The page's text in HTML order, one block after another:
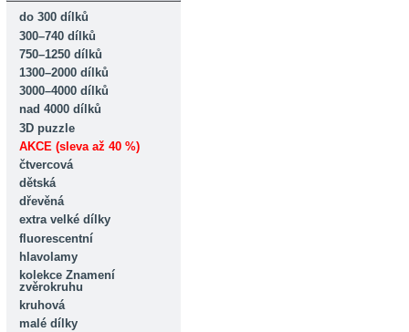
do 300 dílků
300–740 dílků
750–1250 dílků
1300–2000 dílků
3000–4000 dílků
nad 4000 dílků
3D puzzle
AKCE (sleva až 40 %)
čtvercová
dětská
dřevěná
extra velké dílky
fluorescentní
hlavolamy
kolekce Znamení
zvěrokruhu
kruhová
malé dílky